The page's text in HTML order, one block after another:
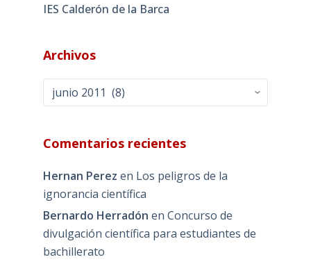
IES Calderón de la Barca
Archivos
Archivos
Comentarios recientes
Hernan Perez en Los peligros de la
ignorancia científica
Bernardo Herradón en Concurso de
divulgación científica para estudiantes de
bachillerato